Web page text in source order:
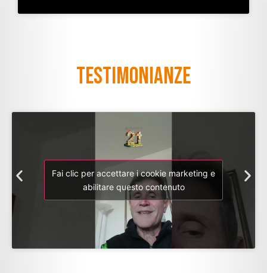
Testimonianze
Fai clic per accettare i cookie marketing e
abilitare questo contenuto